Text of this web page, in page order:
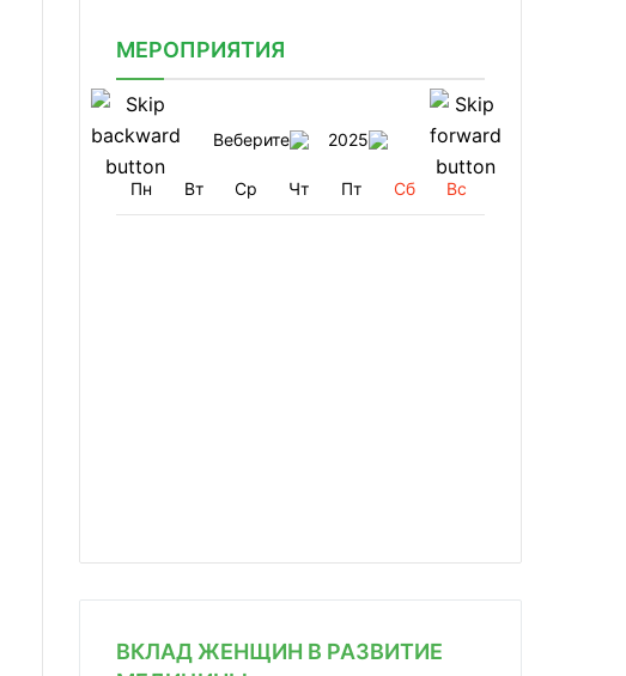
МЕРОПРИЯТИЯ
Веберите 2025
Пн Вт Ср Чт Пт Сб Вс
ВКЛАД ЖЕНЩИН В РАЗВИТИЕ